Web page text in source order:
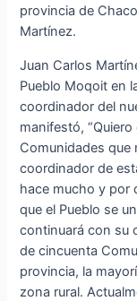
provincia de
Martínez.
Juan Carlos
Pueblo Moqoit en
coordinador del
manifestó,
Comunidades que
coordinador de
hace mucho y por
que el Pueblo se
continuará con su
de cincuenta
provincia, la
zona rural.